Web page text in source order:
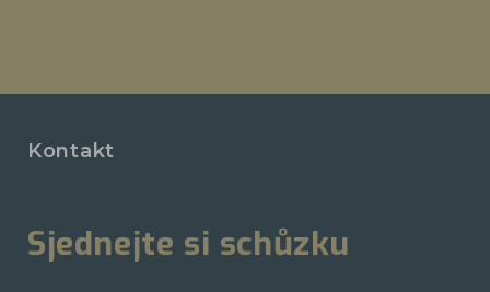
Kontakt
Sjednejte si schůzku